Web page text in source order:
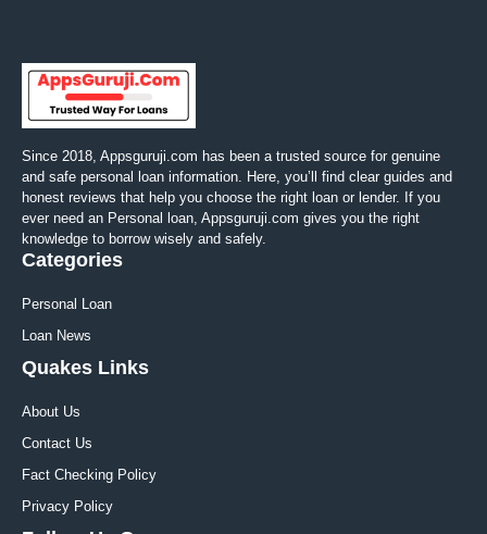
Since 2018, Appsguruji.com has been a trusted source for genuine
and safe personal loan information. Here, you’ll find clear guides and
honest reviews that help you choose the right loan or lender. If you
ever need an Personal loan, Appsguruji.com gives you the right
knowledge to borrow wisely and safely.
Categories
Personal Loan
Loan News
Quakes Links
About Us
Contact Us
Fact Checking Policy
Privacy Policy